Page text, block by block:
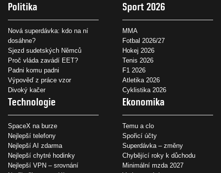
Politika
Nová superdávka: kdo na ní
dosáhne?
Sjezd sudetských Němců
Proč vláda zavádí EET?
Padni komu padni
Výpověď z práce vzor
Divoký kačer
Sport 2026
MMA
Fotbal 2026/27
Hokej 2026
Tenis 2026
F1 2026
Atletika 2026
Cyklistika 2026
Technologie
SpaceX na burze
Nejlepší telefony
Nejlepší AI zdarma
Nejlepší chytré hodinky
Nejlepší VPN – srovnání
Ekonomika
Temu a clo
Spořicí účty
Superdávka – změny
Chybějící roky k důchodu
Minimální mzda 2027